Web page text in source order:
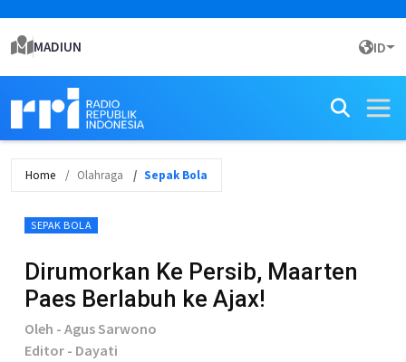
MADIUN ID
Home Olahraga Sepak Bola
SEPAK BOLA
Dirumorkan Ke Persib, Maarten
Paes Berlabuh ke Ajax!
Oleh - Agus Sarwono
Editor - Dayati